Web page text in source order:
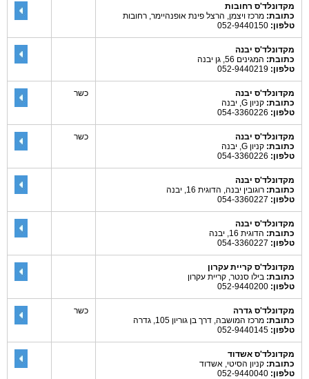
מקדונלד'ס רחובות
כתובת: מרכז ויצמן, הרצל פינת אופנהיימר, רחובות
טלפון:
מקדונלד'ס יבנה
כתובת: המגינים 56, גן יבנה
טלפון:
מקדונלד'ס יבנה
כתובת: קניון G, יבנה
טלפון:
כשר
מקדונלד'ס יבנה
כתובת: קניון G, יבנה
טלפון:
כשר
מקדונלד'ס יבנה
כתובת: רוגובין יבנה, הדוגית 16, יבנה
טלפון:
מקדונלד'ס יבנה
כתובת: הדוגית 16, יבנה
טלפון:
מקדונלד'ס קריית עקרון
כתובת: בילו סנטר, קריית עקרון
טלפון:
מקדונלד'ס גדרה
כתובת: מרכז המושבה, דרך בן גוריון 105, גדרה
טלפון:
כשר
מקדונלד'ס אשדוד
כתובת: קניון הסיטי, אשדוד
טלפון: